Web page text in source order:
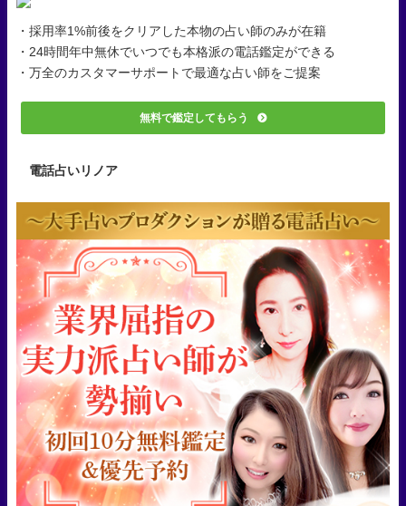
・採用率1%前後をクリアした本物の占い師のみが在籍
・24時間年中無休でいつでも本格派の電話鑑定ができる
・万全のカスタマーサポートで最適な占い師をご提案
無料で鑑定してもらう
電話占いリノア